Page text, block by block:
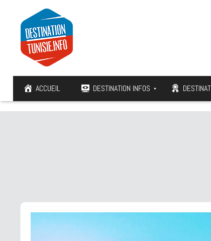
ACCUEIL DESTINATION INFOS